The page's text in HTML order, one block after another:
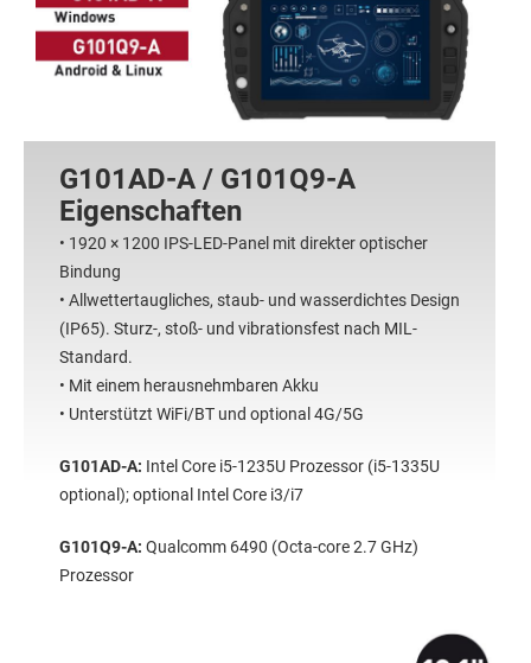
G101AD-A / G101Q9-A
Eigenschaften
• 1920 × 1200 IPS-LED-Panel mit direkter optischer
Bindung
• Allwettertaugliches, staub- und wasserdichtes Design
(IP65). Sturz-, stoß- und vibrationsfest nach MIL-
Standard.
• Mit einem herausnehmbaren Akku
• Unterstützt WiFi/BT und optional 4G/5G
G101AD-A: Intel Core i5-1235U Prozessor (i5-1335U
optional); optional Intel Core i3/i7
G101Q9-A: Qualcomm 6490 (Octa-core 2.7 GHz)
Prozessor